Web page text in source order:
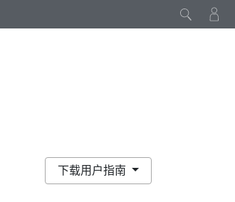
下载用户指南